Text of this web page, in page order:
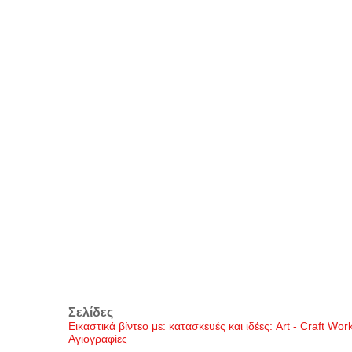
Σελίδες
Εικαστικά βίντεο με: κατασκευές και ιδέες: Art - Craft
Αγιογραφίες